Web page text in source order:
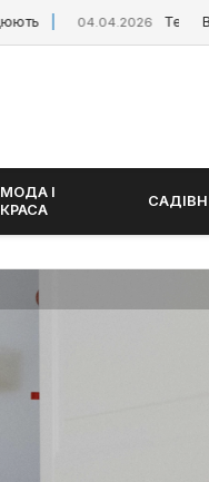
04.04.2026 Тепла
МОДА І
КРАСА